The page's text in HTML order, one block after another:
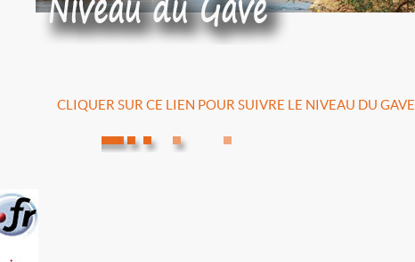
CLIQUER SUR CE LIEN POUR SUIVRE LE NIVEAU DU GAVE